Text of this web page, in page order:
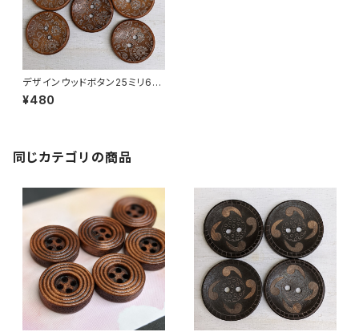
デザインウッドボタン25ミリ6個
セット
¥480
同じカテゴリの商品